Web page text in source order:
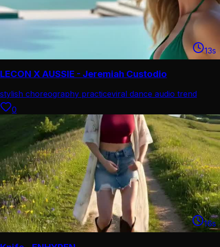
13s
LECON X AUSSIE - Jeremiah Custodio
stylish choreography practiceviral dance audio trend
0
16s